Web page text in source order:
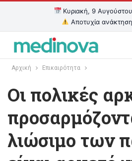
Κυριακή, 9
Αποτυχία
Αρχική Επικαιρότητα
Οι πολικές
λιώσιμο των